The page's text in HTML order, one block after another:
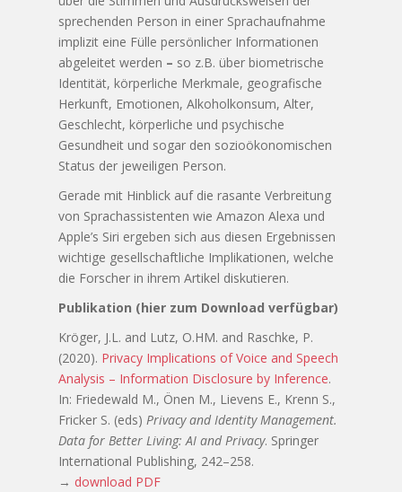
sprechenden Person in einer Sprachaufnahme
implizit eine Fülle persönlicher Informationen
abgeleitet werden – so z.B. über biometrische
Identität, körperliche Merkmale, geografische
Herkunft, Emotionen, Alkoholkonsum, Alter,
Geschlecht, körperliche und psychische
Gesundheit und sogar den sozioökonomischen
Status der jeweiligen Person.
Gerade mit Hinblick auf die rasante Verbreitung
von Sprachassistenten wie Amazon Alexa und
Apple’s Siri ergeben sich aus diesen Ergebnissen
wichtige gesellschaftliche Implikationen, welche
die Forscher in ihrem Artikel diskutieren.
Publikation (hier zum Download verfügbar)
Kröger, J.L. and Lutz, O.HM. and Raschke, P.
(2020). Privacy Implications of Voice and Speech
Analysis – Information Disclosure by Inference.
In: Friedewald M., Önen M., Lievens E., Krenn S.,
Fricker S. (eds) Privacy and Identity Management.
Data for Better Living: AI and Privacy. Springer
International Publishing, 242–258.
→ download PDF